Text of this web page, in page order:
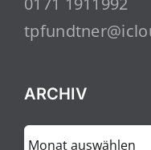
ARCHIV
ARCHIV